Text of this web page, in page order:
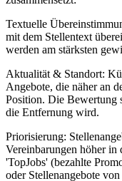
Textuelle
mit dem Stellentext
werden am stärksten
Aktualität & Standort:
Angebote, die näher an
Position. Die Bewertung
die Entfernung wird.
Priorisierung:
Vereinbarungen höher in
'TopJobs' (bezahlte
oder Stellenangebote